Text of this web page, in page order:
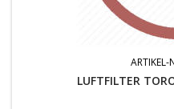
ARTIKEL-
LUFTFILTER